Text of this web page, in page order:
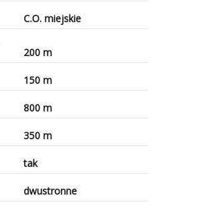
C.O. miejskie
200 m
150 m
800 m
350 m
tak
dwustronne